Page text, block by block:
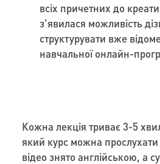
всіх причетних до
з’явилася можливість
структурувати вже
навчальної онлайн-
Кожна лекція триває 3-5
який курс можна прослухати
відео знято англійською, а